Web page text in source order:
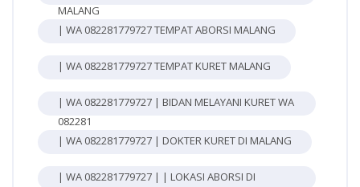
MALANG
| WA 082281779727 TEMPAT ABORSI MALANG
| WA 082281779727 TEMPAT KURET MALANG
| WA 082281779727 | BIDAN MELAYANI KURET WA
082281
| WA 082281779727 | DOKTER KURET DI MALANG
| WA 082281779727 | | LOKASI ABORSI DI